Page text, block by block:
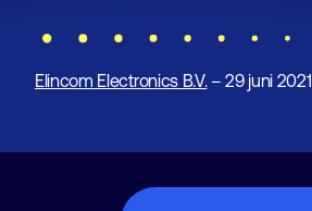
Elincom Electronics B.V.– 29 juni 2021